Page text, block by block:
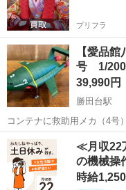
プリフラ
【愛品
号 1/200
39,990円
勝田台駅
コンテナに救助用メカ（4号
型航空機「サンダーバード2
み完成品モデルで登場! 1/
ケールで驚きの巨大感、重...
千葉 八千代市 勝田
サンダーバード2号
≪月収22
の機械操
時給